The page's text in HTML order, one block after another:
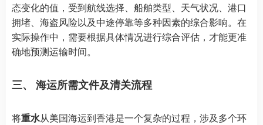
态变化的值，受到航线选择、船舶类型、天气状况、港口
拥堵、海盗风险以及中途停靠等多种因素的综合影响。在
实际操作中，需要根据具体情况进行综合评估，才能更准
确地预测运输时间。
三、 海运所需文件及清关流程
将重水从美国海运到香港是一个复杂的过程，涉及多个环